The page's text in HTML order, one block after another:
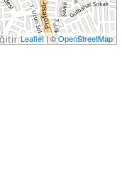
Leaflet| ©OpenStreetMap